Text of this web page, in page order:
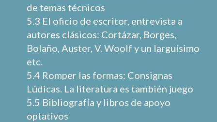
de temas técnicos
5.3 El oficio de escritor, entrevista a
autores clásicos: Cortázar, Borges,
Bolaño, Auster, V. Woolf y un larguísimo
etc.
5.4 Romper las formas: Consignas
Lúdicas. La literatura es también juego
5.5 Bibliografía y libros de apoyo
optativos